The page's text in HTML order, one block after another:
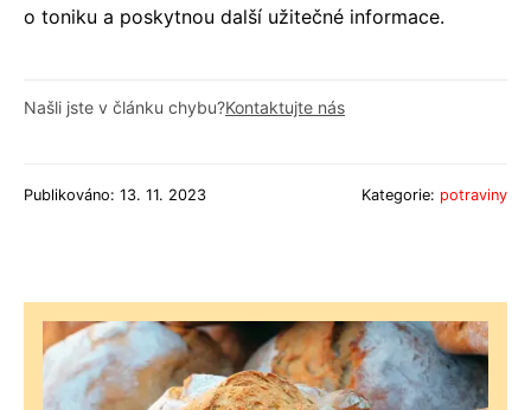
o toniku a poskytnou další užitečné informace.
Našli jste v článku chybu?Kontaktujte nás
Publikováno: 13. 11. 2023 Kategorie: potraviny